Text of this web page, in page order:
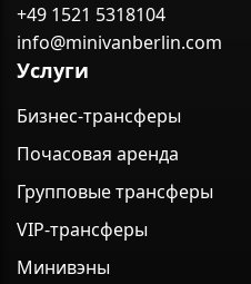
+49 1521 5318104
info@minivanberlin.com
Услуги
Бизнес-трансферы
Почасовая аренда
Групповые трансферы
VIP-трансферы
Минивэны